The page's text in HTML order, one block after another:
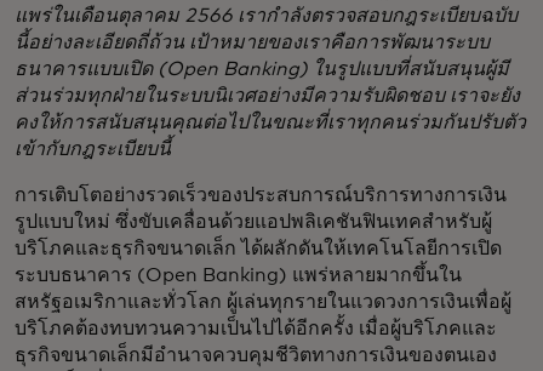
แพร่ในเดือนตุลาคม 2566 เรากำลังตรวจสอบกฎระเบียบฉบับ
นี้อย่างละเอียดถี่ถ้วน เป้าหมายของเราคือการพัฒนาระบบ
ธนาคารแบบเปิด (Open Banking) ในรูปแบบที่สนับสนุนผู้มี
ส่วนร่วมทุกฝ่ายในระบบนิเวศอย่างมีความรับผิดชอบ เราจะยัง
คงให้การสนับสนุนคุณต่อไปในขณะที่เราทุกคนร่วมกันปรับตัว
เข้ากับกฎระเบียบนี้
การเติบโตอย่างรวดเร็วของประสบการณ์บริการทางการเงิน
รูปแบบใหม่ ซึ่งขับเคลื่อนด้วยแอปพลิเคชันฟินเทคสำหรับผู้
บริโภคและธุรกิจขนาดเล็ก ได้ผลักดันให้เทคโนโลยีการเปิด
ระบบธนาคาร (Open Banking) แพร่หลายมากขึ้นใน
สหรัฐอเมริกาและทั่วโลก ผู้เล่นทุกรายในแวดวงการเงินเพื่อผู้
บริโภคต้องทบทวนความเป็นไปได้อีกครั้ง เมื่อผู้บริโภคและ
ธุรกิจขนาดเล็กมีอำนาจควบคุมชีวิตทางการเงินของตนเอง